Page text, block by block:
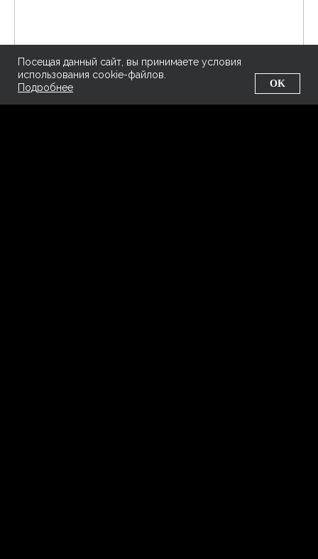
Посещая данный сайт, вы принимаете условия
использования cookie-файлов.
Подробнее
OK